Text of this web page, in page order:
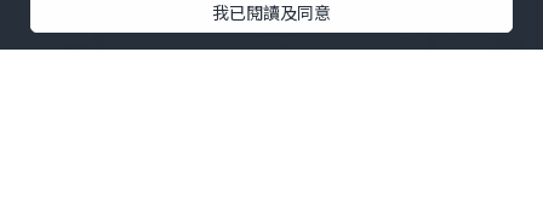
我已閱讀及同意